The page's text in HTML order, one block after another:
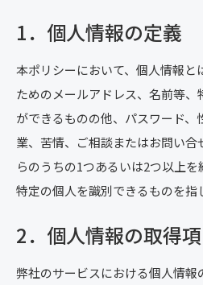
1．個人情報の定義
本ポリシーにおいて、個人情報と
ためのメールアドレス、名前等、
ができるものの他、パスワード
業、苦情、ご相談またはお問い合
らのうちの1つあるいは2つ以上を
特定の個人を識別できるものを指
2．個人情報の取得
弊社のサービスにおける個人情報